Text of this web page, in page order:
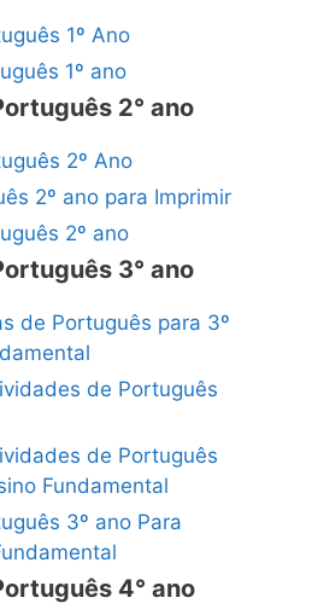
1º Ano
1º ano
2° ano
2º Ano
2º ano para Imprimir
2º ano
3° ano
de Português para 3º
de Português
de Português
Fundamental
3º ano Para
4° ano